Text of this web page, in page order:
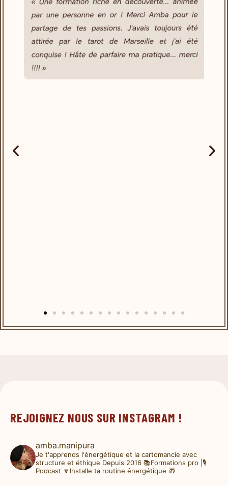
REJOIGNEZ NOUS SUR INSTAGRAM !
amba.manipura
Je t'apprends l'énergétique et la cartomancie avec
structure et éthique Depuis 2016 📚Formations pro |🎙️
Podcast 🔽Installe ta routine énergétique 🎁